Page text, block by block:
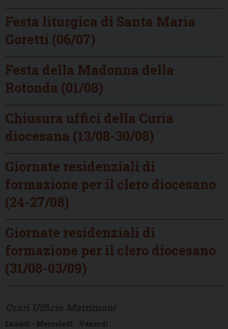
Festa liturgica di Santa Maria
Goretti (06/07)
Festa della Madonna della
Rotonda (01/08)
Chiusura uffici della Curia
diocesana (13/08-30/08)
Giornate residenziali di
formazione per il clero diocesano
(24-27/08)
Giornate residenziali di
formazione per il clero diocesano
(31/08-03/09)
Lunedì - Mercoledì - Venerdì